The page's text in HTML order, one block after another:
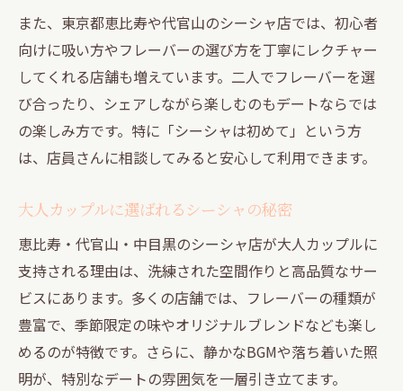
また、東京都恵比寿や代官山のシーシャ店では、初心者
向けに吸い方やフレーバーの選び方を丁寧にレクチャー
してくれる店舗も増えています。二人でフレーバーを選
び合ったり、シェアしながら楽しむのもデートならでは
の楽しみ方です。特に「シーシャは初めて」という方
は、店員さんに相談してみると安心して利用できます。
大人カップルに選ばれるシーシャの秘密
恵比寿・代官山・中目黒のシーシャ店が大人カップルに
支持される理由は、洗練された空間作りと高品質なサー
ビスにあります。多くの店舗では、フレーバーの種類が
豊富で、季節限定の味やオリジナルブレンドなども楽し
めるのが特徴です。さらに、静かなBGMや落ち着いた照
明が、特別なデートの雰囲気を一層引き立てます。